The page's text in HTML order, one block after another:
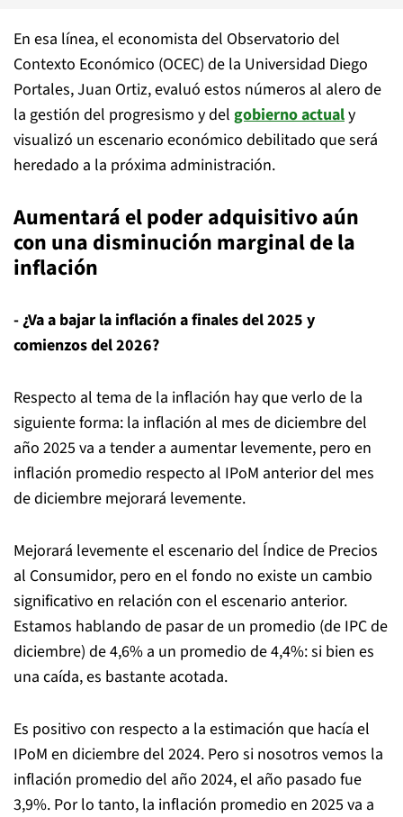
En esa línea, el economista del Observatorio del
Contexto Económico (OCEC) de la Universidad Diego
Portales, Juan Ortiz, evaluó estos números al alero de
la gestión del progresismo y del gobierno actualy
visualizó un escenario económico debilitado que será
heredado a la próxima administración.
Aumentará el poder adquisitivo aún
con una disminución marginal de la
inflación
- ¿Va a bajar la inflación a finales del 2025 y
comienzos del 2026?
Respecto al tema de la inflación hay que verlo de la
siguiente forma: la inflación al mes de diciembre del
año 2025 va a tender a aumentar levemente, pero en
inflación promedio respecto al IPoM anterior del mes
de diciembre mejorará levemente.
Mejorará levemente el escenario del Índice de Precios
al Consumidor, pero en el fondo no existe un cambio
significativo en relación con el escenario anterior.
Estamos hablando de pasar de un promedio (de IPC de
diciembre) de 4,6% a un promedio de 4,4%: si bien es
una caída, es bastante acotada.
Es positivo con respecto a la estimación que hacía el
IPoM en diciembre del 2024. Pero si nosotros vemos la
inflación promedio del año 2024, el año pasado fue
3,9%. Por lo tanto, la inflación promedio en 2025 va a